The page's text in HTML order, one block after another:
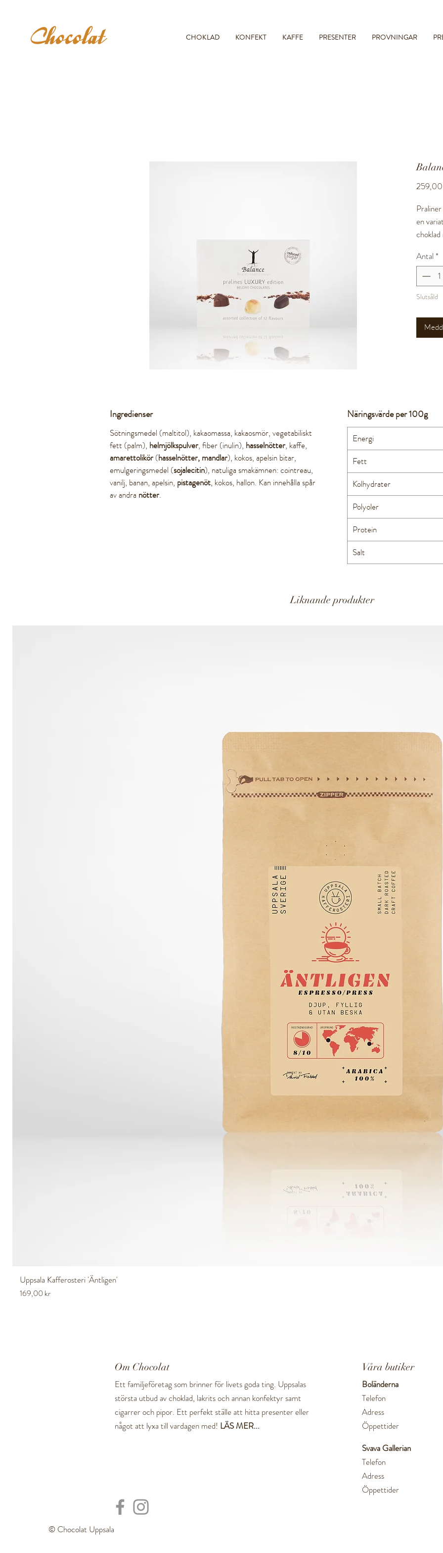
CHOKLAD KONFEKT KAFFE PRESENTER PROVNINGAR
en
kaffe,
Antal *
Slutsåld
Ingredienser
Sötningsmedel (maltitol), kakaomassa, kakaosmör, vegetabiliskt
fett (palm), helmjölkspulver, fiber (inulin), hasselnötter, kaffe,
amarettolikör (hasselnötter, mandlar), kokos, apelsin bitar,
emulgeringsmedel (sojalecitin), natuliga smakämnen: cointreau,
vanilj, banan, apelsin, pistagenöt, kokos, hallon. Kan innehålla spår
av andra nötter.
Näringsvärde per 100g
Energi
Fett
Kolhydrater
Polyoler
Protein
Salt
Liknande produkter
Uppsala Kafferosteri 'Äntligen'
Pris
169,00 kr
Om Chocolat
Ett familjeföretag som brinner för livets goda ting. Uppsalas
största utbud av choklad, lakrits och annan konfektyr samt
cigarrer och pipor. Ett perfekt ställe att hitta presenter eller
något att lyxa till vardagen med! LÄS MER...
Våra butiker
Boländerna
Telefon
Adress
Öppettider
Svava Gallerian
Telefon
Adress
Öppettider
© Chocolat Uppsala